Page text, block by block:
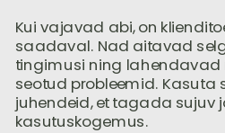
Kui vajavad abi, on
saadaval. Nad aitavad
tingimusi ning lahendavad
seotud probleemid. Kasuta
juhendeid, et tagada sujuv
kasutuskogemus.